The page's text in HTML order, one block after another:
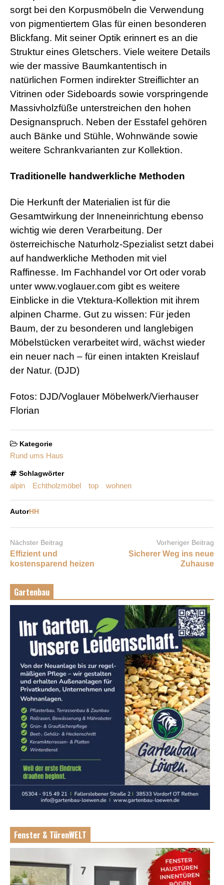
sorgt bei den Korpusmöbeln die Verwendung
von pigmentiertem Glas für einen besonderen
Blickfang. Mit seiner Optik erinnert es an die
Struktur eines Gletschers. Viele weitere Details
wie der massive Baumkantentisch in
natürlichen Formen indirekter Streiflichter an
Vitrinen oder Sideboards sowie vorspringende
Massivholzfüße unterstreichen den hohen
Designanspruch. Neben der Esstafel gehören
auch Bänke und Stühle, Wohnwände sowie
weitere Schrankvarianten zur Kollektion.
Traditionelle handwerkliche Methoden
Die Herkunft der Materialien ist für die
Gesamtwirkung der Inneneinrichtung ebenso
wichtig wie deren Verarbeitung. Der
österreichische Naturholz-Spezialist setzt dabei
auf handwerkliche Methoden mit viel
Raffinesse. Im Fachhandel vor Ort oder vorab
unter www.voglauer.com gibt es weitere
Einblicke in die Vtektura-Kollektion mit ihrem
alpinen Charme. Gut zu wissen: Für jeden
Baum, der zu besonderen und langlebigen
Möbelstücken verarbeitet wird, wächst wieder
ein neuer nach – für einen intakten Kreislauf
der Natur. (DJD)
Fotos: DJD/Voglauer Möbelwerk/Vierhauser
Florian
Kategorie
Rund ums Haus
Schlagwörter
alpin Echtholzmöbel top wohnen
AutorHH
Nächster Beitrag
Effizient und
kostensparend heizen
Vorheriger Beitrag
Sicherer Weg ins neue
Zuhause
Gartenbau
Fenster & TürenWELT